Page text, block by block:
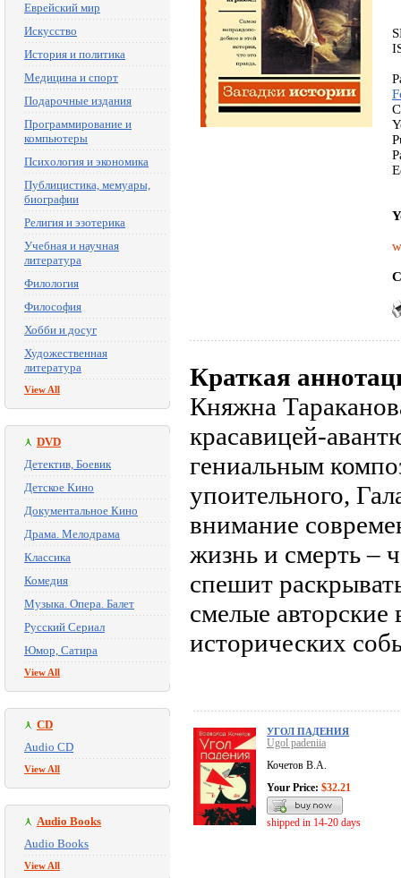
Еврейский мир
Искусство
История и политика
Медицина и спорт
Подарочные издания
Программирование и
компьютеры
Психология и экономика
Публицистика, мемуары,
биографии
Религия и эзотерика
Учебная и научная
литература
Филология
Философия
Хобби и досуг
Художественная
литература
View All
DVD
Детектив, Боевик
Детское Кино
Документальное Кино
Драма. Мелодрама
Классика
Комедия
Музыка. Опера. Балет
Русский Сериал
Юмор, Сатира
View All
CD
Audio CD
View All
Audio Books
Audio Books
View All
Краткая
Княжна
красавицей-
гениальным
упоительного,
внимание
жизнь и смерть –
спешит
смелые авторские
исторических
УГОЛ ПАДЕНИЯ
Ugol padeniia
Кочетов В.А.
Your Price: $32.21
shipped in 14-20 days